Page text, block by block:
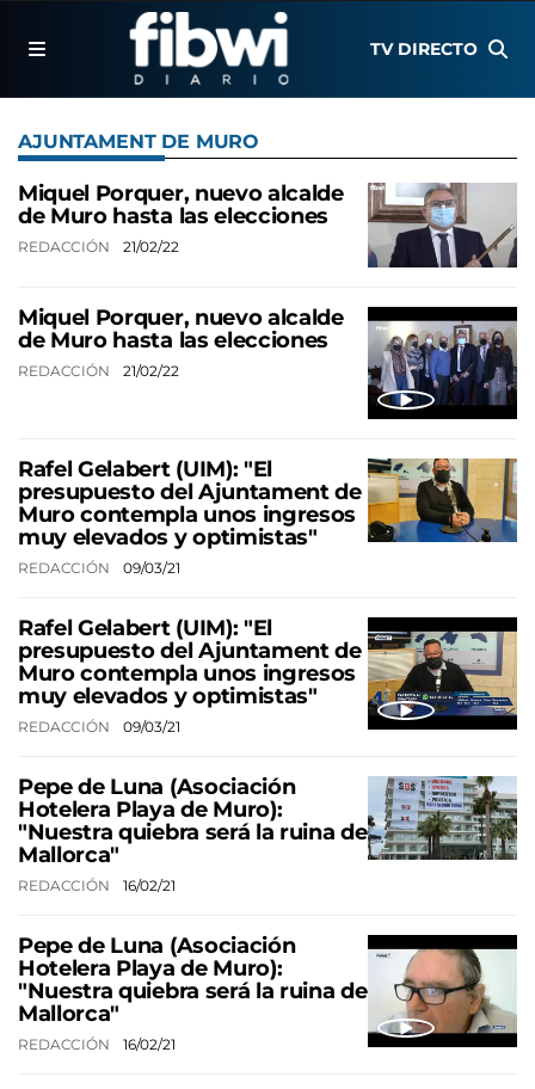
TV DIRECTO
AJUNTAMENT DE MURO
Miquel Porquer, nuevo alcalde
de Muro hasta las elecciones
REDACCIÓN 21/02/22
Miquel Porquer, nuevo alcalde
de Muro hasta las elecciones
REDACCIÓN 21/02/22
Rafel Gelabert (UIM): "El
presupuesto del Ajuntament de
Muro contempla unos ingresos
muy elevados y optimistas"
REDACCIÓN 09/03/21
Rafel Gelabert (UIM): "El
presupuesto del Ajuntament de
Muro contempla unos ingresos
muy elevados y optimistas"
REDACCIÓN 09/03/21
Pepe de Luna (Asociación
Hotelera Playa de Muro):
"Nuestra quiebra será la ruina de
Mallorca"
REDACCIÓN 16/02/21
Pepe de Luna (Asociación
Hotelera Playa de Muro):
"Nuestra quiebra será la ruina de
Mallorca"
REDACCIÓN 16/02/21